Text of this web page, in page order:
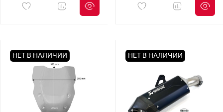
НЕТ В НАЛИЧИИ НЕТ В НАЛИЧИИ